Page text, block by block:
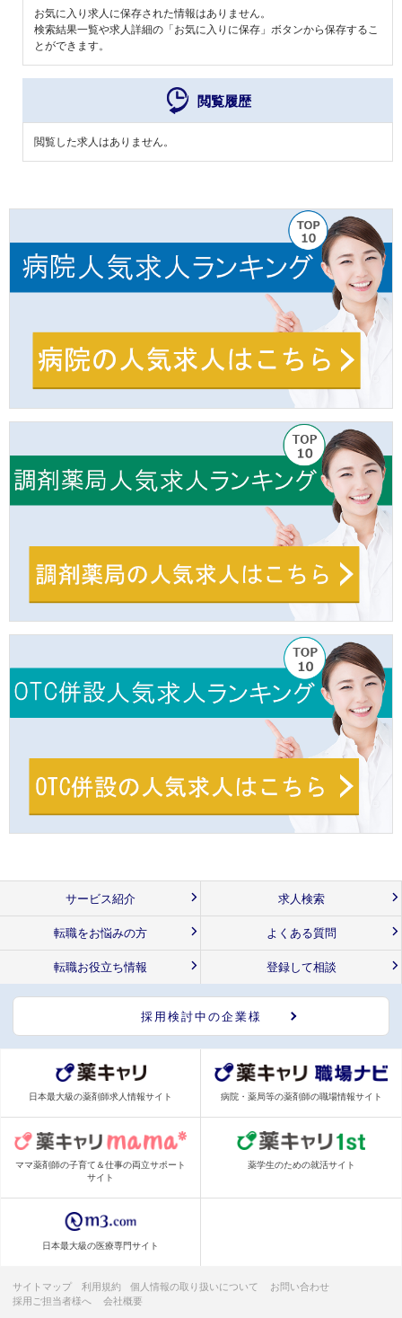
お気に入り求人に保存された情報はありません。
検索結果一覧や求人詳細の「お気に入りに保存」ボタンから保存するこ
とができます。
閲覧履歴
閲覧した求人はありません。
サービス紹介 求人検索
転職をお悩みの方 よくある質問
転職お役立ち情報 登録して相談
採用検討中の企業様
日本最大級の薬剤師求人情報サイト 病院・薬局等の薬剤師の職場情報サイト
ママ薬剤師の子育て＆仕事の両立サポート
サイト
薬学生のための就活サイト
日本最大級の医療専門サイト
サイトマップ 利用規約 個人情報の取り扱いについて
お問い合わせ
採用ご担当者様へ
会社概要